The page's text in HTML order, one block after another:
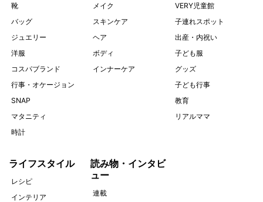
靴
バッグ
ジュエリー
洋服
コスパブランド
行事・オケージョン
SNAP
マタニティ
時計
メイク
スキンケア
ヘア
ボディ
インナーケア
VERY児童館
子連れスポット
出産・内祝い
子ども服
グッズ
子ども行事
教育
リアルママ
ライフスタイル
レシピ
インテリア
読み物・インタビ
ュー
連載